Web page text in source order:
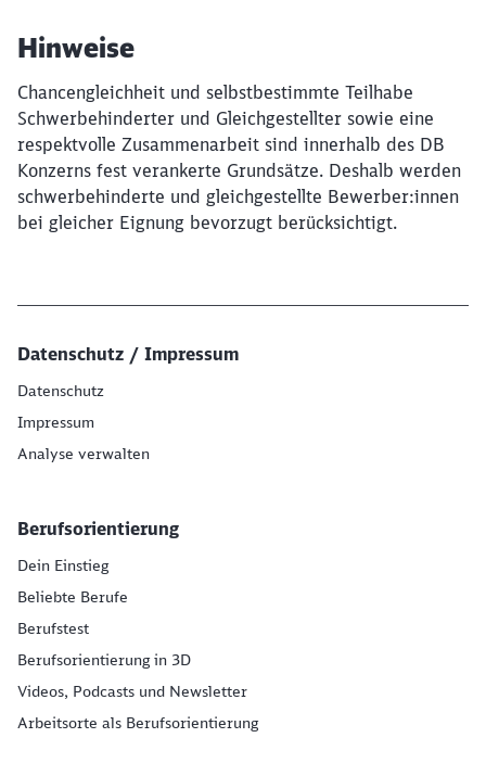
Hinweise
Chancengleichheit und selbstbestimmte Teilhabe
Schwerbehinderter und Gleichgestellter sowie eine
respektvolle Zusammenarbeit sind innerhalb des DB
Konzerns fest verankerte Grundsätze. Deshalb werden
schwerbehinderte und gleichgestellte Bewerber:innen
bei gleicher Eignung bevorzugt berücksichtigt.
Datenschutz / Impressum
Datenschutz
Impressum
Analyse verwalten
Berufsorientierung
Dein Einstieg
Beliebte Berufe
Berufstest
Berufsorientierung in 3D
Videos, Podcasts und Newsletter
Arbeitsorte als Berufsorientierung